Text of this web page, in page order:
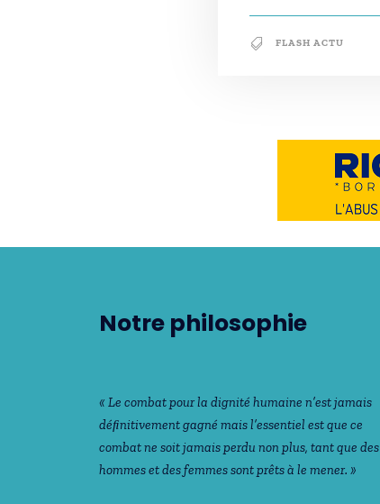
FLASH ACTU
Notre philosophie
« Le combat pour la dignité humaine n’est jamais
déﬁnitivement gagné mais l’essentiel est que ce
combat ne soit jamais perdu non plus, tant que des
hommes et des femmes sont prêts à le mener. »